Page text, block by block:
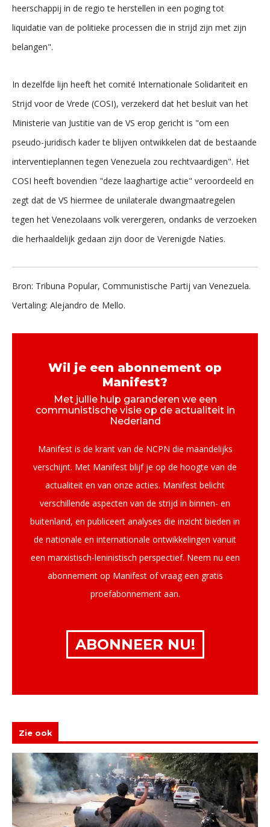
heerschappij in de regio te herstellen in een poging tot
liquidatie van de politieke processen die in strijd zijn met zijn
belangen".
In dezelfde lijn heeft het comité Internationale Solidariteit en
Strijd voor de Vrede (COSI), verzekerd dat het besluit van het
Ministerie van Justitie van de VS erop gericht is "om een
pseudo-juridisch kader te blijven ontwikkelen dat de bestaande
interventieplannen tegen Venezuela zou rechtvaardigen". Het
COSI heeft bovendien "deze laaghartige actie" veroordeeld en
zegt dat de VS hiermee de unilaterale dwangmaatregelen
tegen het Venezolaans volk verergeren, ondanks de verzoeken
die herhaaldelijk gedaan zijn door de Verenigde Naties.
Bron: Tribuna Popular, Communistische Partij van Venezuela.
Vertaling: Alejandro de Mello.
Wil je een abonnement op
Manifest?
Met jullie hulp garanderen we een
communistische visie op de actualiteit in
Nederland
Manifest is de krant van de NCPN die maandelijks
verschijnt. Met Manifest blijf je op de hoogte van de
actualiteit en van onze acties. Manifest belicht
verschillende aspecten van de strijd in binnen- en
buitenland, en publiceert analyses die inzicht bieden in
de nationale en internationale ontwikkelingen vanuit
een marxistisch-leninistisch perspectief. Neem nu een
abonnement op Manifest of vraag een gratis
proefabonnement aan.
ABONNEER NU!
Zie ook